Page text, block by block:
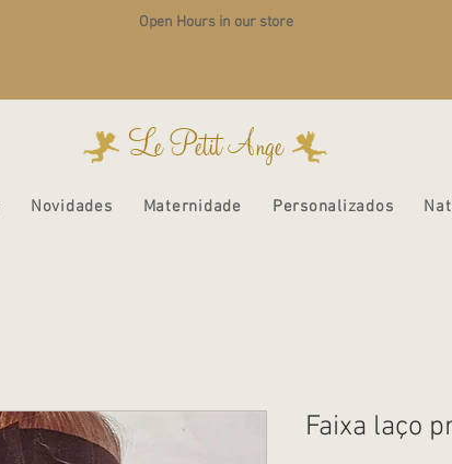
Open Hours in our store
Le Petit Ange
Novidades Maternidade Personalizados
Faixa laço